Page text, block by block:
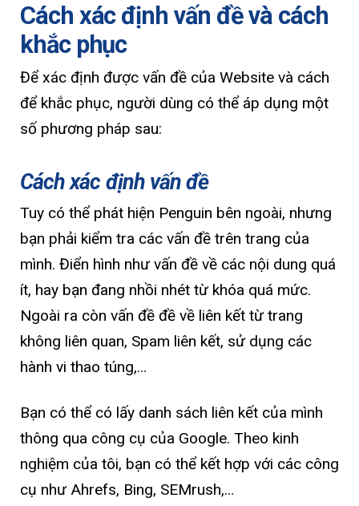
Cách xác định vấn đề và cách
khắc phục
Để xác định được vấn đề của Website và cách
để khắc phục, người dùng có thể áp dụng một
số phương pháp sau:
Cách xác định vấn đề
Tuy có thể phát hiện Penguin bên ngoài, nhưng
bạn phải kiểm tra các vấn đề trên trang của
mình. Điển hình như vấn đề về các nội dung quá
ít, hay bạn đang nhồi nhét từ khóa quá mức.
Ngoài ra còn vấn đề đề về liên kết từ trang
không liên quan, Spam liên kết, sử dụng các
hành vi thao túng,…
Bạn có thể có lấy danh sách liên kết của mình
thông qua công cụ của Google. Theo kinh
nghiệm của tôi, bạn có thể kết hợp với các công
cụ như Ahrefs, Bing, SEMrush,…